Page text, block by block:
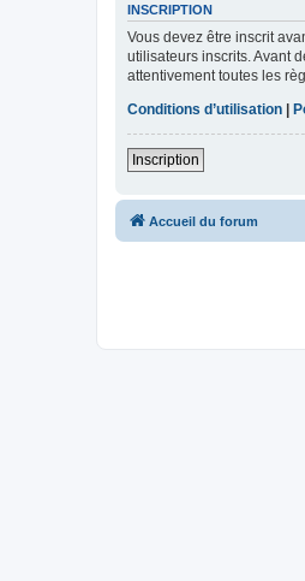
INSCRIPTION
Vous devez être inscrit
utilisateurs inscrits. Avant
attentivement toutes les
Conditions d’utilisation
Inscription
Accueil du forum